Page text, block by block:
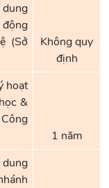
(Sở
Không quy
định
hoạt
&
1 năm